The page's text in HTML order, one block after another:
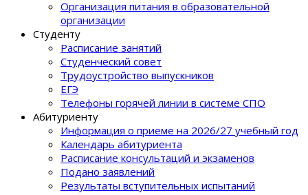
Организация питания в образовательной
организации
Студенту
Расписание занятий
Студенческий совет
Трудоустройство выпускников
ЕГЭ
Телефоны горячей линии в системе СПО
Абитуриенту
Информация о приеме на 2026/27 учебный год
Календарь абитуриента
Расписание консультаций и экзаменов
Подано заявлений
Результаты вступительных испытаний